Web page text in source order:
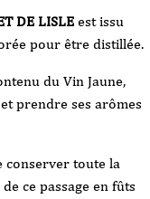
DE LISLE est issu
pour être distillée.
du Vin Jaune,
prendre ses arômes
conserver toute la
ce passage en fûts